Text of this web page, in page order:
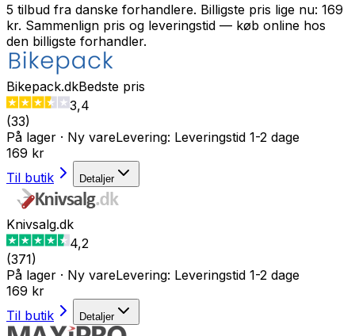
5 tilbud fra danske forhandlere. Billigste pris lige nu: 169
kr. Sammenlign pris og leveringstid — køb online hos
den billigste forhandler.
Bikepack.dkBedste pris
3,4
(33)
På lager · Ny vareLevering: Leveringstid 1-2 dage
169 kr
Til butik
Detaljer
Knivsalg.dk
4,2
(371)
På lager · Ny vareLevering: Leveringstid 1-2 dage
169 kr
Til butik
Detaljer